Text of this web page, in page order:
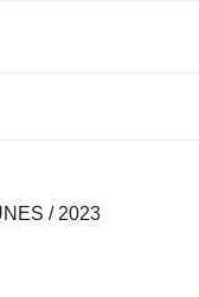
/ 2023